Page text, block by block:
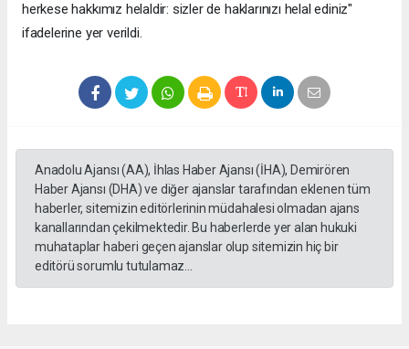
herkese hakkımız helaldir: sizler de haklarınızı helal ediniz"
ifadelerine yer verildi.
Anadolu Ajansı (AA), İhlas Haber Ajansı (İHA), Demirören
Haber Ajansı (DHA) ve diğer ajanslar tarafından eklenen tüm
haberler, sitemizin editörlerinin müdahalesi olmadan ajans
kanallarından çekilmektedir. Bu haberlerde yer alan hukuki
muhataplar haberi geçen ajanslar olup sitemizin hiç bir
editörü sorumlu tutulamaz...